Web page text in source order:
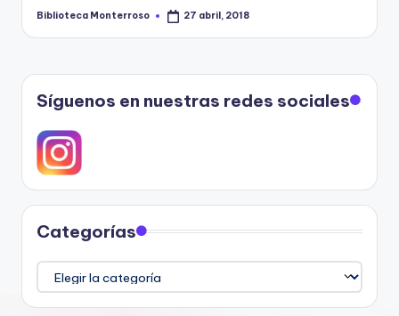
Publicado
Biblioteca Monterroso 27 abril, 2018
Síguenos en nuestras redes sociales
Categorías
Categorías